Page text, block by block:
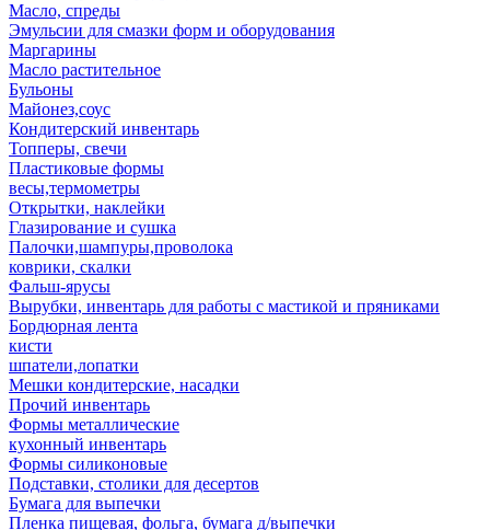
Масло, спреды
Эмульсии для смазки форм и оборудования
Маргарины
Масло растительное
Бульоны
Майонез,соус
Кондитерский инвентарь
Топперы, свечи
Пластиковые формы
весы,термометры
Открытки, наклейки
Глазирование и сушка
Палочки,шампуры,проволока
коврики, скалки
Фальш-ярусы
Вырубки, инвентарь для работы с мастикой и пряниками
Бордюрная лента
кисти
шпатели,лопатки
Мешки кондитерские, насадки
Прочий инвентарь
Формы металлические
кухонный инвентарь
Формы силиконовые
Подставки, столики для десертов
Бумага для выпечки
Пленка пищевая, фольга, бумага д/выпечки